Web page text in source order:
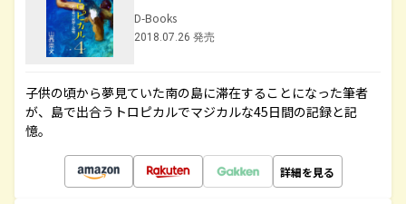
D-Books
2018.07.26 発売
子供の頃から夢見ていた南の島に滞在することになった筆者
が、島で出合うトロピカルでマジカルな45日間の記録と記
憶。
詳細を見る